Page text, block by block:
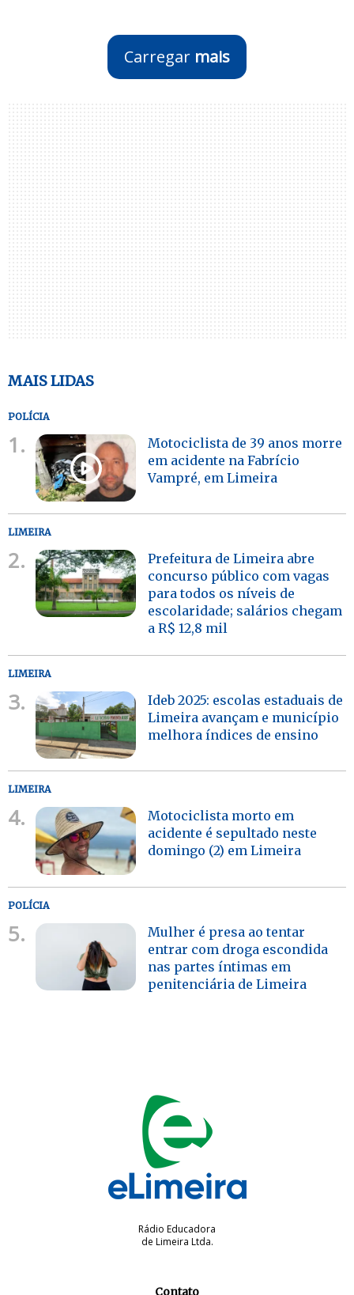
Carregar mais
MAIS LIDAS
POLÍCIA
1.
Motociclista de 39 anos morre
em acidente na Fabrício
Vampré, em Limeira
LIMEIRA
2.
Prefeitura de Limeira abre
concurso público com vagas
para todos os níveis de
escolaridade; salários chegam
a R$ 12,8 mil
LIMEIRA
3.
Ideb 2025: escolas estaduais de
Limeira avançam e município
melhora índices de ensino
LIMEIRA
4.
Motociclista morto em
acidente é sepultado neste
domingo (2) em Limeira
POLÍCIA
5.
Mulher é presa ao tentar
entrar com droga escondida
nas partes íntimas em
penitenciária de Limeira
Rádio Educadora
de Limeira Ltda.
Contato